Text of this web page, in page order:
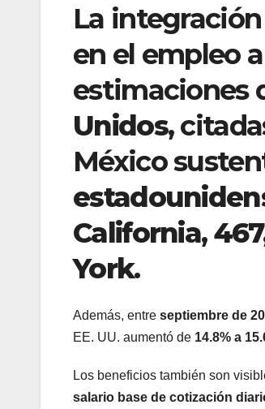
La
en el empleo
estimaciones
Unidos,
México
California,
York.
Además, entre septiembre de
EE. UU. aumentó de 14.8% a
Los beneficios también son
salario base de cotización